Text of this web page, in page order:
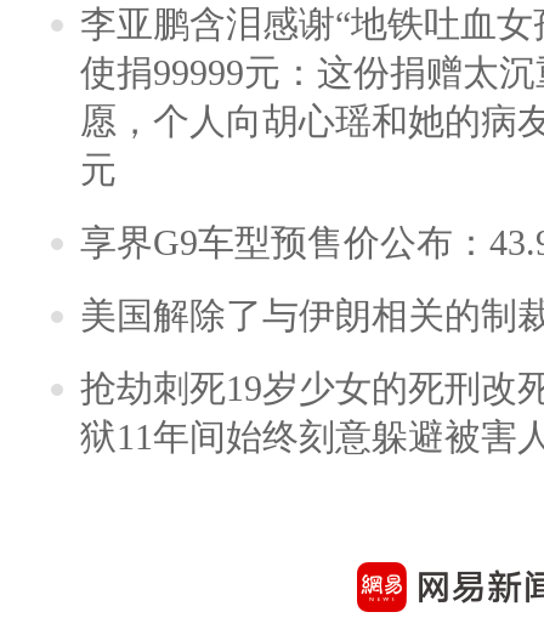
李亚鹏含泪感谢“地铁吐血
使捐99999元：这份捐赠太
愿，个人向胡心瑶和她的病
元
享界G9车型预售价公布：
美国解除了与伊朗相关的制
抢劫刺死19岁少女的死刑改
狱11年间始终刻意躲避被害